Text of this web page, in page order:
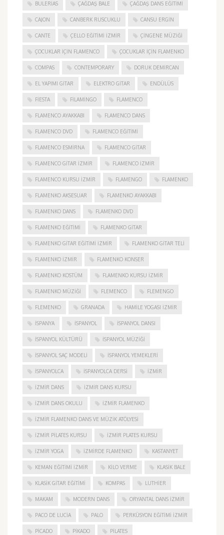
BULERIAS ÇAĞDAŞ BALE ÇAĞDAŞ DANS EĞITIMI
CAJON CANBERK RUSCUKLU CANSU ERGIN
CANTE ÇELLO EĞITIMI İZMIR ÇINGENE MÜZIĞI
ÇOCUKLAR IÇIN FLAMENCO ÇOCUKLAR IÇIN FLAMENKO
COMPAS CONTEMPORARY DORUK DEMIRCAN
EL YAPIMI GITAR ELEKTRO GITAR ENDÜLÜS
FIESTA FILAMINGO FLAMENCO
FLAMENCO AYAKKABI FLAMENCO DANS
FLAMENCO DVD FLAMENCO EĞITIMI
FLAMENCO ESMIRNA FLAMENCO GITAR
FLAMENCO GITAR İZMIR FLAMENCO IZMIR
FLAMENCO KURSU İZMIR FLAMENGO FLAMENKO
FLAMENKO AKSESUAR FLAMENKO AYAKKABI
FLAMENKO DANS FLAMENKO DVD
FLAMENKO EĞITIMI FLAMENKO GITAR
FLAMENKO GITAR EĞITIMI İZMIR FLAMENKO GITAR TELI
FLAMENKO IZMIR FLAMENKO KONSER
FLAMENKO KOSTÜM FLAMENKO KURSU İZMIR
FLAMENKO MÜZIĞI FLEMENCO FLEMENGO
FLEMENKO GRANADA HAMILE YOGASI İZMIR
ISPANYA İSPANYOL İSPANYOL DANSI
İSPANYOL KÜLTÜRÜ İSPANYOL MÜZIĞI
İSPANYOL SAÇ MODELI İSPANYOL YEMEKLERI
İSPANYOLCA İSPANYOLCA DERSI IZMIR
IZMIR DANS IZMIR DANS KURSU
IZMIR DANS OKULU IZMIR FLAMENKO
İZMIR FLAMENKO DANS VE MÜZIK ATÖLYESI
İZMIR PILATES KURSU İZMIR PLATES KURSU
İZMIR YOGA IZMIRDE FLAMENKO KASTANYET
KEMAN EĞITIMI İZMIR KILO VERME KLASIK BALE
KLASIK GITAR EĞITIMI KOMPAS LUTHIER
MAKAM MODERN DANS ORYANTAL DANS İZMIR
PACO DE LUCIA PALO PERKÜSYON EĞITIMI İZMIR
PICADO PIKADO PILATES